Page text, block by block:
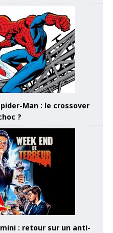
Man : le crossover
?
: retour sur un anti-